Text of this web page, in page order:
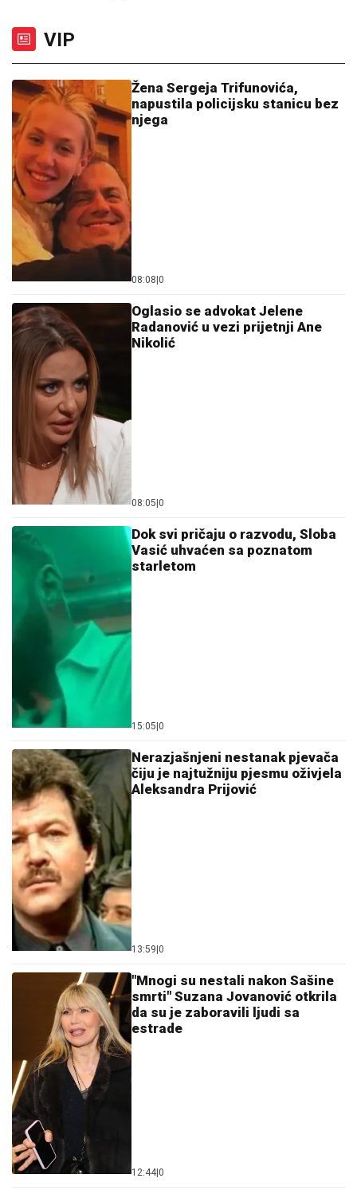
VIP
Žena Sergeja Trifunovića,
napustila policijsku stanicu bez
njega
08:08|0
Oglasio se advokat Jelene
Radanović u vezi prijetnji Ane
Nikolić
08:05|0
Dok svi pričaju o razvodu, Sloba
Vasić uhvaćen sa poznatom
starletom
15:05|0
Nerazjašnjeni nestanak pjevača
čiju je najtužniju pjesmu oživjela
Aleksandra Prijović
13:59|0
"Mnogi su nestali nakon Sašine
smrti" Suzana Jovanović otkrila
da su je zaboravili ljudi sa
estrade
12:44|0